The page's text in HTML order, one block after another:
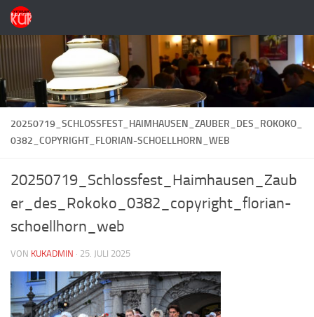
Zum Inhalt springen
20250719_SCHLOSSFEST_HAIMHAUSEN_ZAUBER_DES_ROKOKO_
0382_COPYRIGHT_FLORIAN-SCHOELLHORN_WEB
20250719_Schlossfest_Haimhausen_Zaub
er_des_Rokoko_0382_copyright_florian-
schoellhorn_web
VON KUKADMIN · 25. JULI 2025